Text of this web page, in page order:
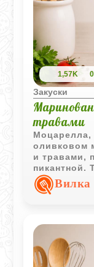
1,57K 0
Закуски
травами
Моцарелла,
оливковом
и травами,
пикантной.
и лёгкими
Вилка